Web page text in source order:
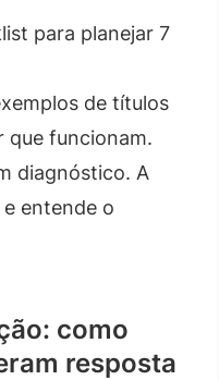
para planejar 7
de títulos
que funcionam.
diagnóstico. A
entende o
como
resposta